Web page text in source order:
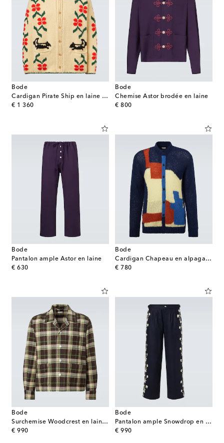
Bode
Cardigan Pirate Ship en laine vierge
€ 1 360
original price
Bode
Chemise Astor brodée en laine
€ 800
original price
Bode
Pantalon ample Astor en laine
€ 630
original price
Bode
Cardigan Chapeau en alpaga mélangé
€ 780
original price
Bode
Surchemise Woodcrest en laine à carreaux
€ 990
original price
Bode
Pantalon ample Snowdrop en laine mélangée
€ 990
original price